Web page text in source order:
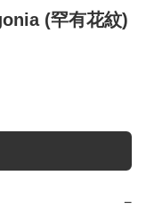
(罕有花紋)
−